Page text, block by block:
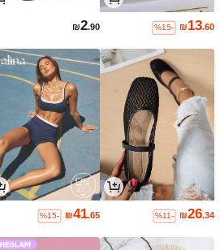
₪13.60
%15-
₪2.90
₪26.34
%11-
₪41.65
%15-